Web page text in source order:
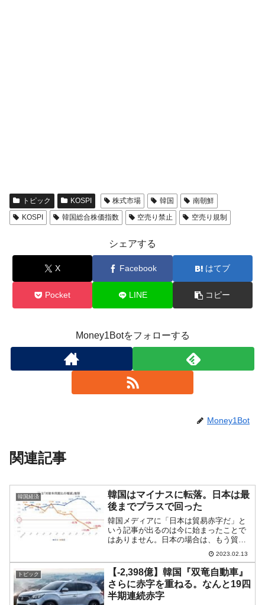
トピック KOSPI 株式市場 韓国
南朝鮮
KOSPI
韓国総合株価指数 空売り禁止 空売り規制
シェアする
X Facebook はてブ
Pocket LINE コピー
Money1Botをフォローする
Money1Bot
関連記事
韓国経済
韓国はマイナスに転落。日本は最
後までプラスで回った
韓国メディアに「日本は貿易赤字だ」と
いう記事が出るのは今に始まったことで
はありません。日本の場合は、もう貿易
に依存した国ではなくなっているのです
が、韓国自身がまだ貿易依存国家である
ため、「貿易赤字なのできっと日本は大
変なことになるぞ」と考え...
2023.02.13
トピック
【-2,398億】韓国『双竜自動車』
さらに赤字を重ねる。なんと19四
半期連続赤字